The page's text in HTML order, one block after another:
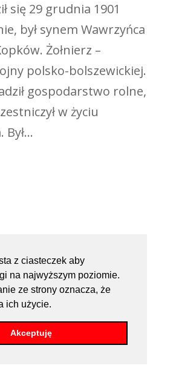
z ciasteczek aby
na najwyższym poziomie.
ze strony oznacza, że
ich użycie.
Akceptuję
się 29 grudnia 1901
był synem Wawrzyńca
Żołnierz –
polsko-bolszewickiej.
gospodarstwo rolne,
w życiu